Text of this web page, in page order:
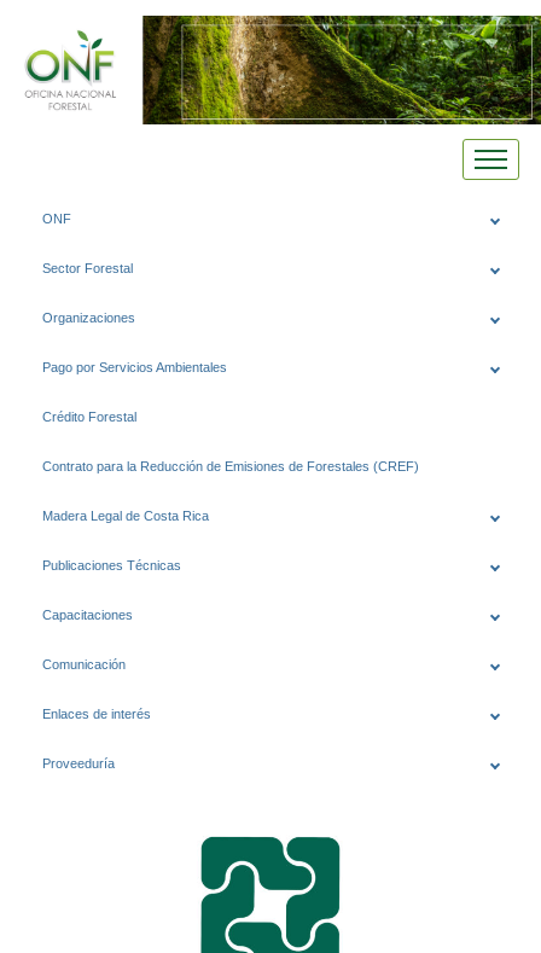
ONF
Sector Forestal
Organizaciones
Pago por Servicios Ambientales
Crédito Forestal
Contrato para la Reducción de Emisiones de Forestales (CREF)
Madera Legal de Costa Rica
Publicaciones Técnicas
Capacitaciones
Comunicación
Enlaces de interés
Proveeduría